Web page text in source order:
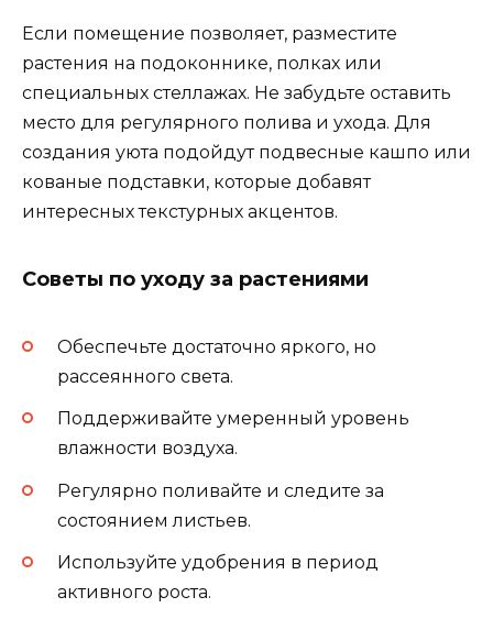
Если помещение позволяет, разместите
растения на подоконнике, полках или
специальных стеллажах. Не забудьте оставить
место для регулярного полива и ухода. Для
создания уюта подойдут подвесные кашпо или
кованые подставки, которые добавят
интересных текстурных акцентов.
Советы по уходу за растениями
Обеспечьте достаточно яркого, но
рассеянного света.
Поддерживайте умеренный уровень
влажности воздуха.
Регулярно поливайте и следите за
состоянием листьев.
Используйте удобрения в период
активного роста.